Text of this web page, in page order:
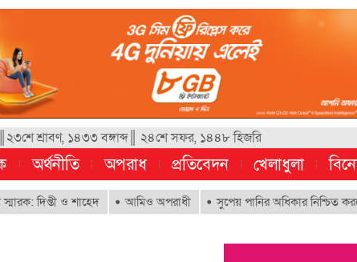
শ্রাবণ, ১৪৩৩ বঙ্গাব্দ║ ২৪শে সফর, ১৪৪৮ হিজরি
অর্থনীতি অপরাধ প্রতিবেদন খেলাধুলা
ও শাহেদ আমিও অপরাধী সুপেয় পানির অধিকার নিশ্চিত করতে